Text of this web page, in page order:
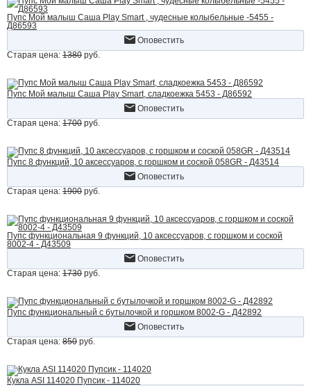
Пупс Мой малыш Саша Play Smart , чудесные колыбельные -5455 -
Д86593
Оповестить
Старая цена: 1380 руб.
Пупс Мой малыш Саша Play Smart, сладкоежка 5453 - Д86592
Оповестить
Старая цена: 1700 руб.
Пупс 8 функций, 10 аксессуаров, с горшком и соской 058GR - Д43514
Оповестить
Старая цена: 1900 руб.
Пупс функциональная 9 функций, 10 аксессуаров, с горшком и соской
8002-4 - Д43509
Оповестить
Старая цена: 1730 руб.
Пупс функциональный с бутылочкой и горшком 8002-G - Д42892
Оповестить
Старая цена: 850 руб.
Кукла ASI 114020 Пупсик - 114020